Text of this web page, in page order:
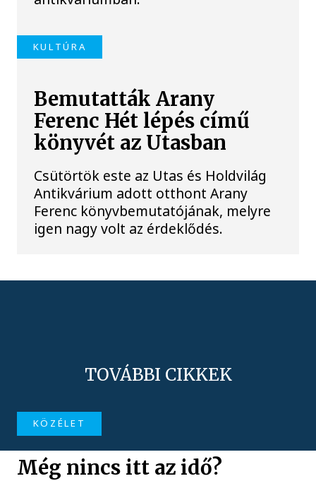
KULTÚRA
Bemutatták Arany
Ferenc Hét lépés című
könyvét az Utasban
Csütörtök este az Utas és Holdvilág
Antikvárium adott otthont Arany
Ferenc könyvbemutatójának, melyre
igen nagy volt az érdeklődés.
TOVÁBBI CIKKEK
KÖZÉLET
Még nincs itt az idő?